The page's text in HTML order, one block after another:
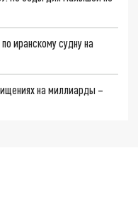
иранскому судну на
на миллиарды –